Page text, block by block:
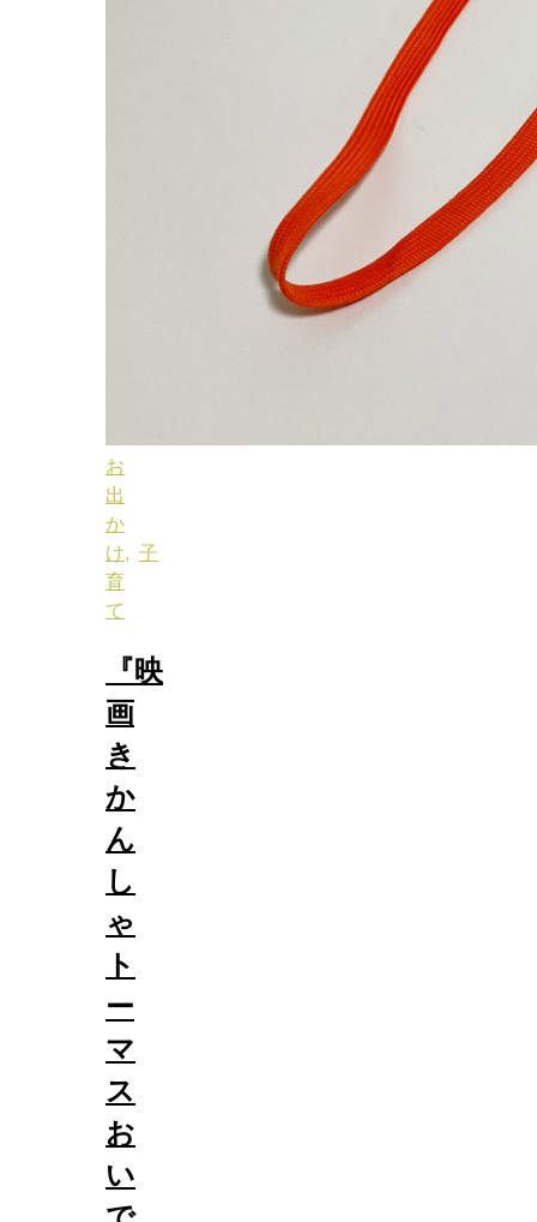
お
出
か
け, 子
育
て
『映
画
き
か
ん
し
ゃ
ト
ー
マ
ス
お
い